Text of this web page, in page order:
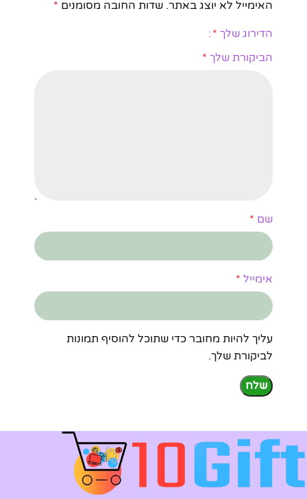
האימייל לא יוצג באתר. שדות החובה מסומנים *
הדירוג שלך *
הביקורת שלך *
שם *
אימייל *
עליך להיות מחובר כדי שתוכל להוסיף תמונות
לביקורת שלך.